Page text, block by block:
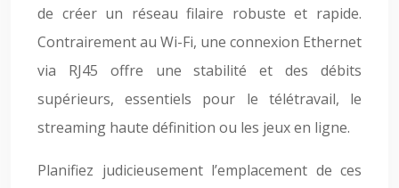
de créer un réseau filaire robuste et rapide.
Contrairement au Wi-Fi, une connexion Ethernet
via RJ45 offre une stabilité et des débits
supérieurs, essentiels pour le télétravail, le
streaming haute définition ou les jeux en ligne.
Planifiez judicieusement l’emplacement de ces